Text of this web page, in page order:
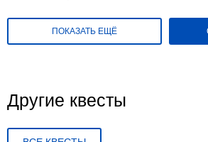
ПОКАЗАТЬ ЕЩЁ
Другие квесты